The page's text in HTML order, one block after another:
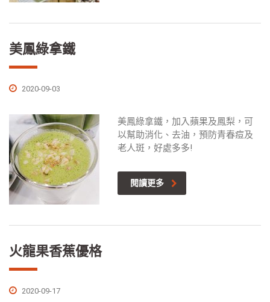
美鳳綠拿鐵
2020-09-03
美鳳綠拿鐵，加入蘋果及鳳梨，可
以幫助消化、去油，預防青春痘及
老人斑，好處多多!
閱讀更多
火龍果香蕉優格
2020-09-17